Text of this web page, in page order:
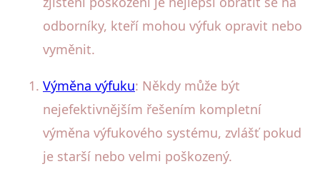
odborníky, kteří mohou výfuk opravit nebo
vyměnit.
Výměna výfuku: Někdy může být
nejefektivnějším řešením kompletní
výměna výfukového systému, zvlášť pokud
je starší nebo velmi poškozený.